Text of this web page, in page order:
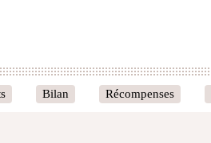
Bilan Récompenses